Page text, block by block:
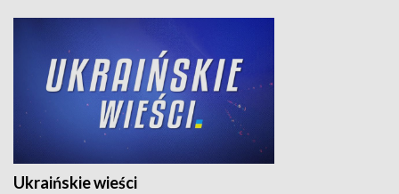
Ukraińskie wieści